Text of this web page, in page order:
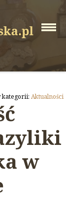
kategorii: Aktualności
w